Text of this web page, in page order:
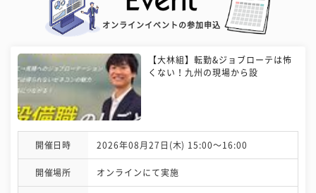
オンラインイベントの参加申込
【大林組】転勤&ジョブローテは怖
くない！九州の現場から設
開催日時 2026年08月27日(木) 15:00〜16:00
開催場所 オンラインにて実施